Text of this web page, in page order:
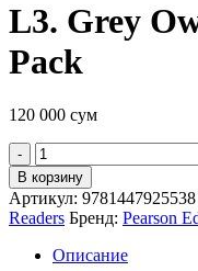
L3. Grey
Pack
120 000 сум
Quantity
В корзину
Артикул: 9781447925538
Readers Бренд: Pearson
Описание